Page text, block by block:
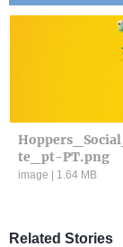
te_pt-PT.png
image | 1.64 MB
Related Stories